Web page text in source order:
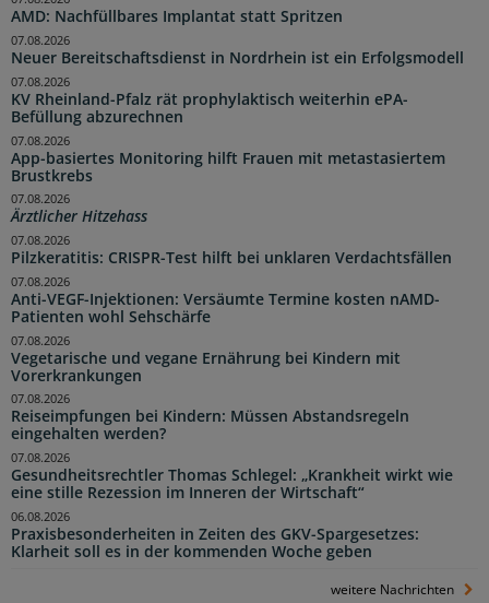
AMD: Nachfüllbares Implantat statt Spritzen
Neuer Bereitschaftsdienst in Nordrhein ist ein Erfolgsmodell
07.08.2026
KV Rheinland-Pfalz rät prophylaktisch weiterhin ePA-
Befüllung abzurechnen
07.08.2026
App-basiertes Monitoring hilft Frauen mit metastasiertem
Brustkrebs
07.08.2026
Ärztlicher Hitzehass
07.08.2026
Pilzkeratitis: CRISPR-Test hilft bei unklaren Verdachtsfällen
07.08.2026
Anti-VEGF-Injektionen: Versäumte Termine kosten nAMD-
Patienten wohl Sehschärfe
07.08.2026
Vegetarische und vegane Ernährung bei Kindern mit
Vorerkrankungen
07.08.2026
Reiseimpfungen bei Kindern: Müssen Abstandsregeln
eingehalten werden?
07.08.2026
Gesundheitsrechtler Thomas Schlegel: „Krankheit wirkt wie
eine stille Rezession im Inneren der Wirtschaft“
07.08.2026
Praxisbesonderheiten in Zeiten des GKV-Spargesetzes:
Klarheit soll es in der kommenden Woche geben
06.08.2026
weitere Nachrichten